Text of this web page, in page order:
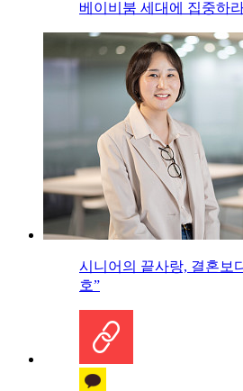
베이비붐 세대에 집중하
시니어의 끝사랑, 결혼보
호”